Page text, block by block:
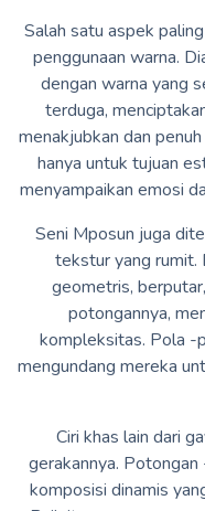
Salah satu aspek
penggunaan warna.
dengan warna yang
terduga,
menakjubkan dan
hanya untuk tujuan
menyampaikan emosi
Seni Mposun juga
tekstur yang rumit.
geometris,
potongannya,
kompleksitas. Pola -
mengundang mereka
Ciri khas lain dari
gerakannya.
komposisi dinamis